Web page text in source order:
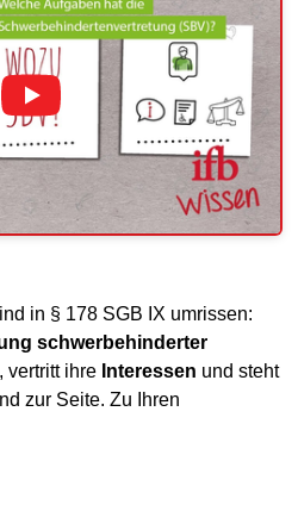
in § 178 SGB IX umrissen:
schwerbehinderter
vertritt ihre Interessen und steht
zur Seite. Zu Ihren